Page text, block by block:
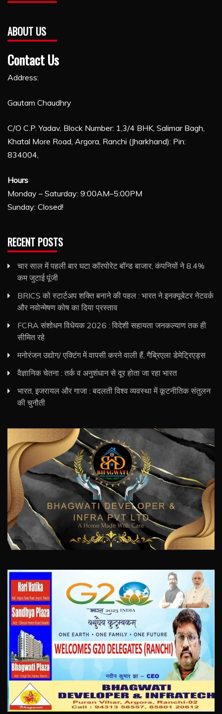
ABOUT US
Contact Us
Address:
Gautam Chaudhry
C/O C.P. Yadav, Block Number: 1,3/4 BHK, Salimar Bagh,
Khatal More Road, Argora, Ranchi (Jharkhand): Pin:
834004,
Hours
Monday – Saturday: 9:00AM–5:00PM
Sunday: Closed!
RECENT POSTS
चार साल में पहली बार घटा कॉरपोरेट बॉन्ड बाजार, कंपनियों ने 8.4%
कम जुटाई पूंजी
BRICS को स्टार्टअप शक्ति बनाने की पहल : भारत ने इनक्यूबेटर नेटवर्क
और नवोन्मेषण कोष का दिया प्रस्ताव
FCRA संशोधन विधेयक 2026 : विदेशी सहायता जनकल्याण तक ही
सीमित रहे
मनोरंजन उद्योग/ एक्टिंग में वापसी करने वाली हैं, गैब्रिएला डेमेट्रिएड्स
वैज्ञानिक चेतना : तर्क व अनुशंधान से दूर होता जा रहा भारत
भारत, इजरायल और गाजा : बदलती विश्व व्यवस्था में कूटनीतिक संतुलन
की चुनौती